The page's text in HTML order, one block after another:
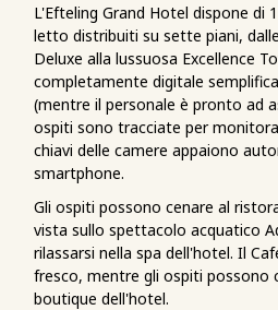
L'Efteling Grand Hotel dispone di
letto distribuiti su sette piani,
Deluxe alla lussuosa Excellence
completamente digitale
(mentre il personale è pronto ad
ospiti sono tracciate per
chiavi delle camere appaiono
smartphone.
Gli ospiti possono cenare al
vista sullo spettacolo acquatico
rilassarsi nella spa dell'hotel. Il
fresco, mentre gli ospiti possono
boutique dell'hotel.